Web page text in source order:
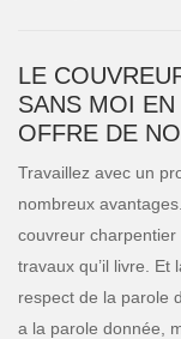
LE
SANS MOI
OFFRE DE
Travaillez avec un
nombreux
couvreur
travaux qu’il livre. Et
respect de la parole
a la parole donnée,